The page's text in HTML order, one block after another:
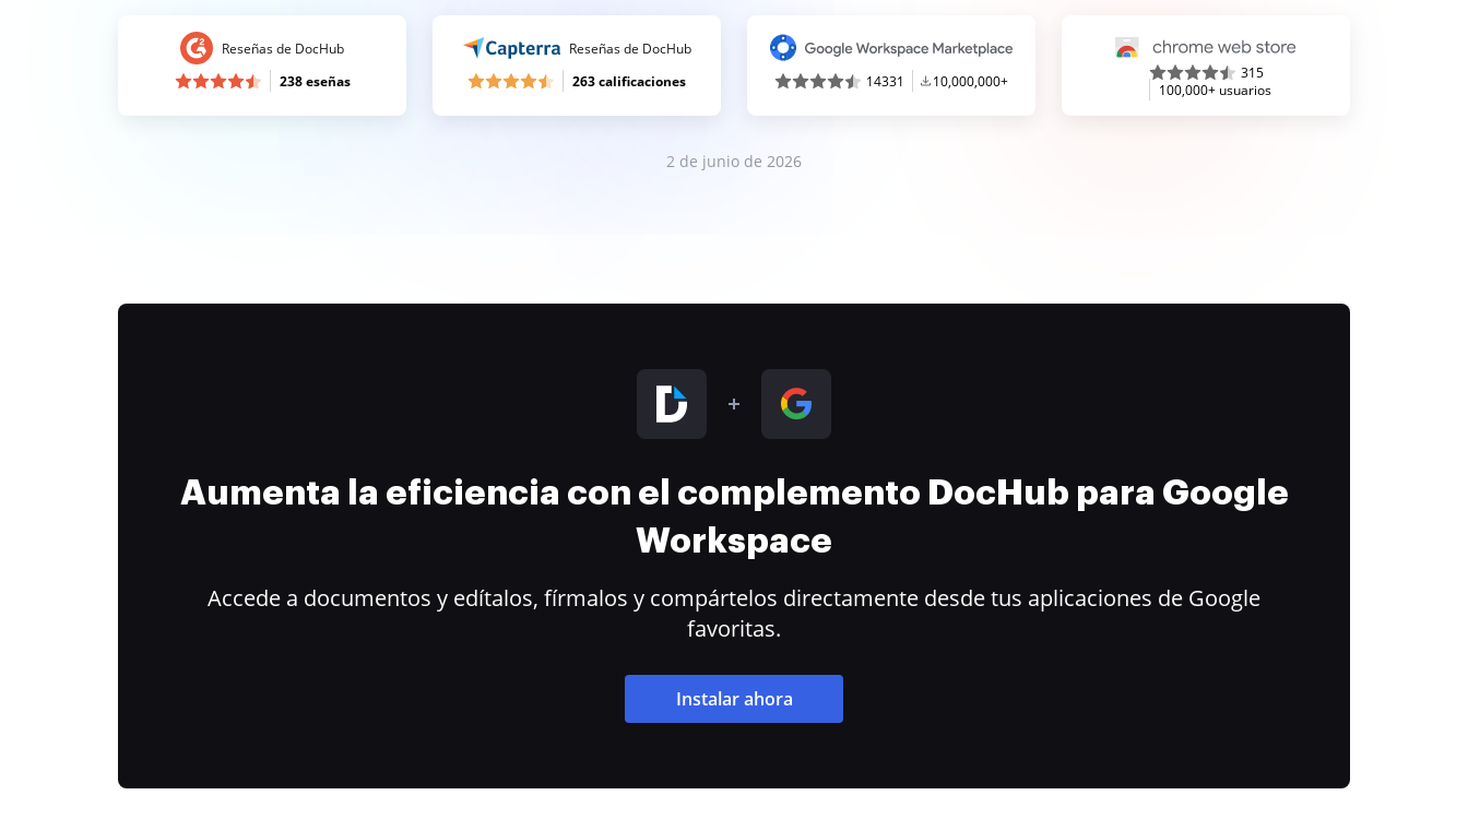
Reseñas de DocHub
238 eseñas
Reseñas de DocHub
263 calificaciones
14331 10,000,000+
315
100,000+ usuarios
2 de junio de 2026
Aumenta la eficiencia con el complemento DocHub para Google
Workspace
Accede a documentos y edítalos, fírmalos y compártelos directamente desde tus aplicaciones de Google
favoritas.
Instalar ahora